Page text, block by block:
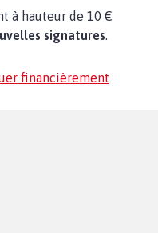
à hauteur de 10 €
signatures.
financièrement